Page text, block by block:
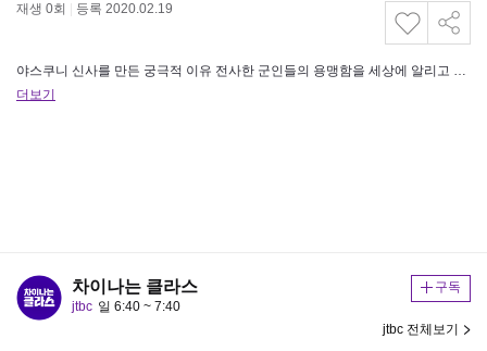
재생 0회 등록 2020.02.19
야스쿠니 신사를 만든 궁극적 이유 전사한 군인들의 용맹함을 세상에 알리고 일본을 지키는 신으로 추대하기 위한 것! 신으로 추…
더보기
차이나는 클라스
jtbc 일 6:40 ~ 7:40
구독
jtbc 전체보기